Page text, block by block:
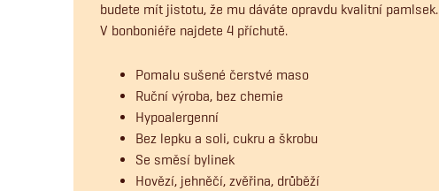
budete mít jistotu, že mu dáváte opravdu kvalitní pamlsek.
V bonboniéře najdete 4 příchutě.
Pomalu sušené čerstvé maso
Ruční výroba, bez chemie
Hypoalergenní
Bez lepku a soli, cukru a škrobu
Se směsí bylinek
Hovězí, jehněčí, zvěřina, drůběží